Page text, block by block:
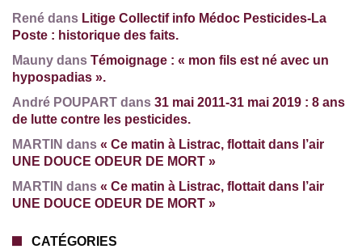
René dans Litige Collectif info Médoc Pesticides-La
Poste : historique des faits.
Mauny dans Témoignage : « mon fils est né avec un
hypospadias ».
André POUPART dans 31 mai 2011-31 mai 2019 : 8 ans
de lutte contre les pesticides.
MARTIN dans « Ce matin à Listrac, flottait dans l’air
UNE DOUCE ODEUR DE MORT »
MARTIN dans « Ce matin à Listrac, flottait dans l’air
UNE DOUCE ODEUR DE MORT »
CATÉGORIES